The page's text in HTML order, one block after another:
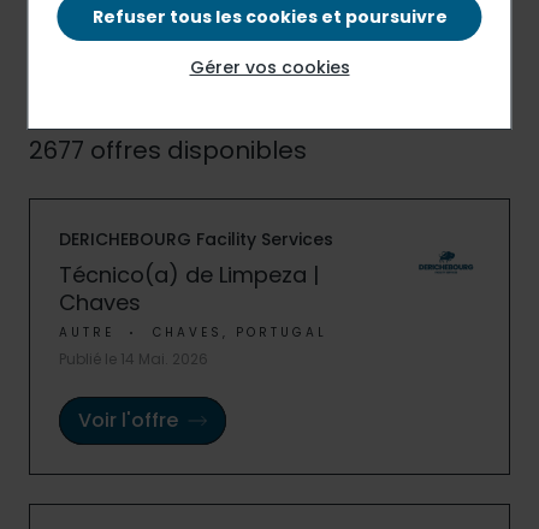
2677 offres disponibles
DERICHEBOURG Facility Services
Técnico(a) de Limpeza |
Chaves
AUTRE CHAVES, PORTUGAL
Publié le 14 Mai. 2026
Voir l'offre
Refuser tous les cookies et poursuivre
Gérer vos cookies